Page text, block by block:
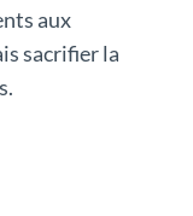
aux
sacrifier la